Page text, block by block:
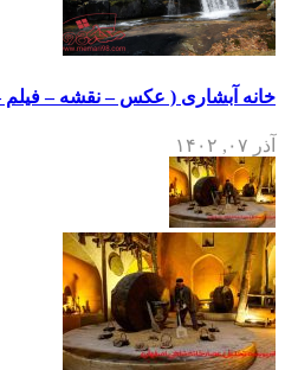
خانه آبشاری ( عکس – نقشه –
آذر ۰۷, ۱۴۰۲